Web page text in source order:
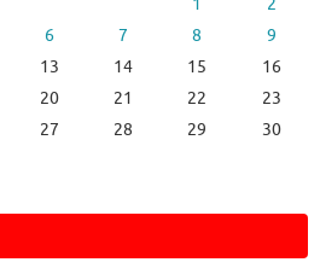
1
2
6 7 8
9
13 14 15
16
20 21 22
23
27 28 29
30